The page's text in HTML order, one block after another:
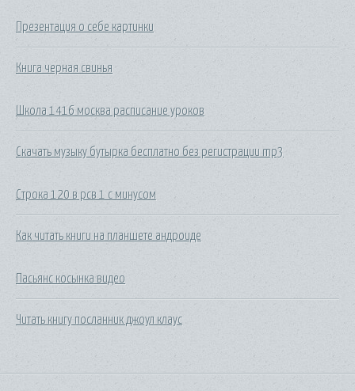
Презентация о себе картинки
Книга черная свинья
Школа 1416 москва расписание уроков
Скачать музыку бутырка бесплатно без регистрации mp3
Строка 120 в рсв 1 с минусом
Как читать книги на планшете андроиде
Пасьянс косынка видео
Читать книгу посланник джоул клаус